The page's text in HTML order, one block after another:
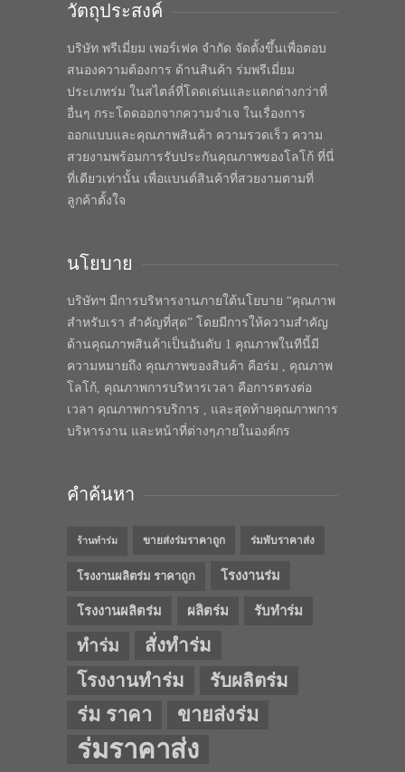
วัตถุประสงค์
บริษัท พรีเมี่ยม เพอร์เฟค จำกัด จัดตั้งขึ้นเพื่อตอบ
สนองความต้องการ ด้านสินค้า ร่มพรีเมี่ยม
ประเภทร่ม ในสไตล์ที่โดดเด่นและแตกต่างกว่าที่
อื่นๆ กระโดดออกจากความจำเจ ในเรื่องการ
ออกแบบและคุณภาพสินค้า ความรวดเร็ว ความ
สวยงามพร้อมการรับประกันคุณภาพของโลโก้ ที่นี่
ที่เดียวเท่านั้น เพื่อแบนด์สินค้าที่สวยงามตามที่
ลูกค้าตั้งใจ
นโยบาย
บริษัทฯ มีการบริหารงานภายใต้นโยบาย “คุณภาพ
สำหรับเรา สำคัญที่สุด” โดยมีการให้ความสำคัญ
ด้านคุณภาพสินค้าเป็นอันดับ 1 คุณภาพในทีนี้มี
ความหมายถึง คุณภาพของสินค้า คือร่ม , คุณภาพ
โลโก้, คุณภาพการบริหารเวลา คือการตรงต่อ
เวลา คุณภาพการบริการ , และสุดท้ายคุณภาพการ
บริหารงาน และหน้าที่ต่างๆภายในองค์กร
คำค้นหา
ร้านทำร่ม ขายส่งร่มราคาถูก ร่มพับราคาส่ง
โรงงานผลิตร่ม ราคาถูก โรงงานร่ม
โรงงานผลิตร่ม ผลิตร่ม รับทำร่ม
ทำร่ม
สั่งทำร่ม
โรงงานทำร่ม
รับผลิตร่ม
ร่ม ราคา ขายส่งร่ม
ร่มราคาส่ง